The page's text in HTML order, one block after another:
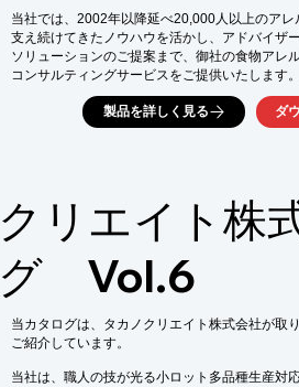
当社では、2002年以降延べ20,000人以上のア
支え続けてきたノウハウを活かし、アドバイザ
ソリューションのご提案まで、御社の食物アレ
コンサルティングサービスをご提供いたします。
食品業界・飲食業界・宿泊施設などをはじめ、
業務展開が求められている企業様のお悩みを解
1.E-mailまたはTEL・FAXにて具体的なご相談内
2.当社事務局からのヒアリング
3.当社からのソリューションのご提示
4.ご検討いただき、ご契約内容がまとまりしだい
※詳しくは、お気軽にお問い合わせください。
製品を詳しく見る ダ
リエイト
グ Vol.6
当カタログは、タカノクリエイト株式会社が取
ご紹介しています。
当社は、職人の技が光る小ロット多品種生産対